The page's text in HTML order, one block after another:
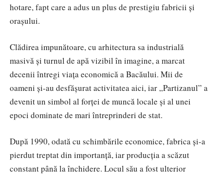
hotare, fapt care a adus un plus de prestigiu fabricii și
orașului.
Clădirea impunătoare, cu arhitectura sa industrială
masivă și turnul de apă vizibil în imagine, a marcat
decenii întregi viața economică a Bacăului. Mii de
oameni și-au desfășurat activitatea aici, iar „Partizanul” a
devenit un simbol al forței de muncă locale și al unei
epoci dominate de mari întreprinderi de stat.
După 1990, odată cu schimbările economice, fabrica și-a
pierdut treptat din importanță, iar producția a scăzut
constant până la închidere. Locul său a fost ulterior